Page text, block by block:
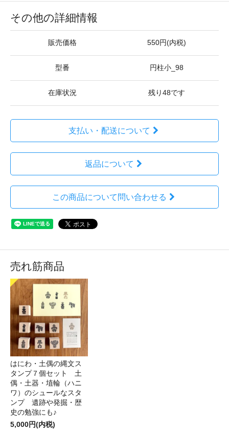
その他の詳細情報
販売価格 550円(内税)
型番 円柱小_98
在庫状況 残り48です
支払い・配送について
返品について
この商品について問い合わせる
売れ筋商品
はにわ・土偶の縄文ス
タンプ７個セット 土
偶・土器・埴輪（ハニ
ワ）のシュールなスタ
ンプ 遺跡や発掘・歴
史の勉強にも♪
5,000円(内税)